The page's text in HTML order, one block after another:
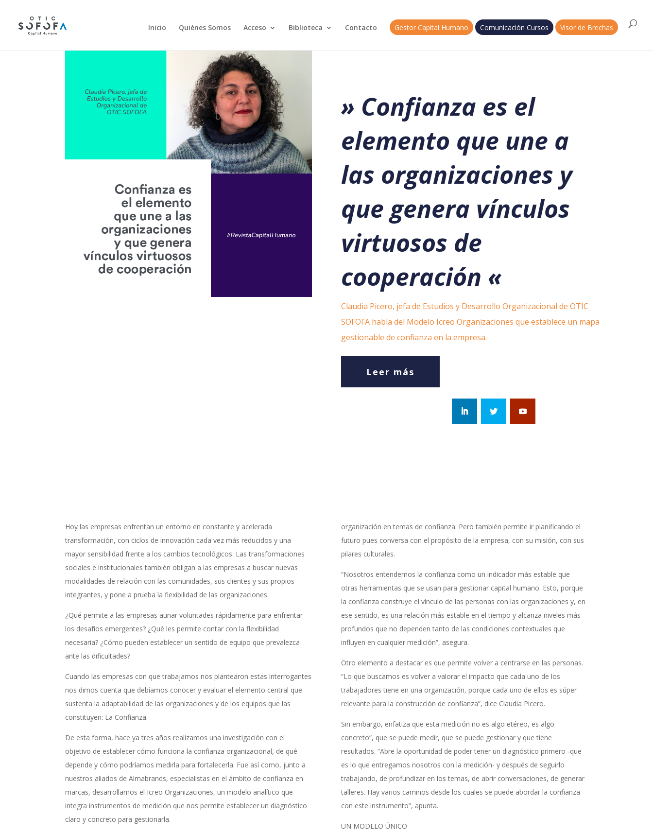
Inicio Quiénes Somos Acceso Biblioteca Contacto Gestor Capital Humano Comunicación Cursos Visor de Brechas
» Confianza es el
elemento que une a
las organizaciones y
que genera vínculos
virtuosos de
cooperación «
Claudia Picero, jefa de Estudios y Desarrollo Organizacional de OTIC
SOFOFA habla del Modelo Icreo Organizaciones que establece un mapa
gestionable de confianza en la empresa.
Leer más
Hoy las empresas enfrentan un entorno en constante y acelerada
transformación, con ciclos de innovación cada vez más reducidos y una
mayor sensibilidad frente a los cambios tecnológicos. Las transformaciones
sociales e institucionales también obligan a las empresas a buscar nuevas
modalidades de relación con las comunidades, sus clientes y sus propios
integrantes, y pone a prueba la flexibilidad de las organizaciones.
¿Qué permite a las empresas aunar voluntades rápidamente para enfrentar
los desafíos emergentes? ¿Qué les permite contar con la flexibilidad
necesaria? ¿Cómo pueden establecer un sentido de equipo que prevalezca
ante las dificultades?
Cuando las empresas con que trabajamos nos plantearon estas interrogantes
nos dimos cuenta que debíamos conocer y evaluar el elemento central que
sustenta la adaptabilidad de las organizaciones y de los equipos que las
constituyen: La Confianza.
De esta forma, hace ya tres años realizamos una investigación con el
objetivo de establecer cómo funciona la confianza organizacional, de qué
depende y cómo podríamos medirla para fortalecerla. Fue así como, junto a
nuestros aliados de Almabrands, especialistas en el ámbito de confianza en
marcas, desarrollamos el Icreo Organizaciones, un modelo analítico que
integra instrumentos de medición que nos permite establecer un diagnóstico
claro y concreto para gestionarla.
organización en temas de confianza. Pero también permite ir planificando el
futuro pues conversa con el propósito de la empresa, con su misión, con sus
pilares culturales.
“Nosotros entendemos la confianza como un indicador más estable que
otras herramientas que se usan para gestionar capital humano. Esto, porque
la confianza construye el vínculo de las personas con las organizaciones y, en
ese sentido, es una relación más estable en el tiempo y alcanza niveles más
profundos que no dependen tanto de las condiciones contextuales que
influyen en cualquier medición”, asegura.
Otro elemento a destacar es que permite volver a centrarse en las personas.
“Lo que buscamos es volver a valorar el impacto que cada uno de los
trabajadores tiene en una organización, porque cada uno de ellos es súper
relevante para la construcción de confianza”, dice Claudia Picero.
Sin embargo, enfatiza que esta medición no es algo etéreo, es algo
concreto”, que se puede medir, que se puede gestionar y que tiene
resultados. “Abre la oportunidad de poder tener un diagnóstico primero -que
es lo que entregamos nosotros con la medición- y después de seguirlo
trabajando, de profundizar en los temas, de abrir conversaciones, de generar
talleres. Hay varios caminos desde los cuales se puede abordar la confianza
con este instrumento”, apunta.
UN MODELO ÚNICO